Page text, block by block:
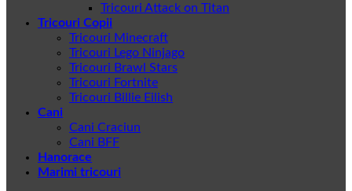
Tricouri Attack on Titan
Tricouri Copii
Tricouri Minecraft
Tricouri Lego Ninjago
Tricouri Brawl Stars
Tricouri Fortnite
Tricouri Billie Eilish
Cani
Cani Craciun
Cani BFF
Hanorace
Marimi tricouri